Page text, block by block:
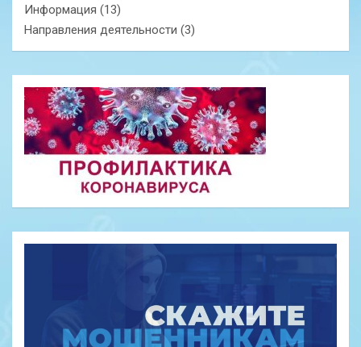
Информация (13)
Направления деятельности (3)